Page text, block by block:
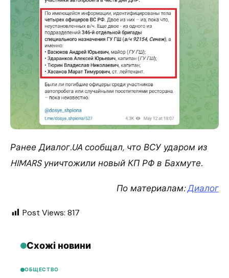
Ранее Диалог.UA сообщал, что ВСУ ударом из
HIMARS уничтожили новый КП РФ в Бахмуте.
По материалам:Диалог
Post Views: 817
Схожі новини
ОБЩЕСТВО